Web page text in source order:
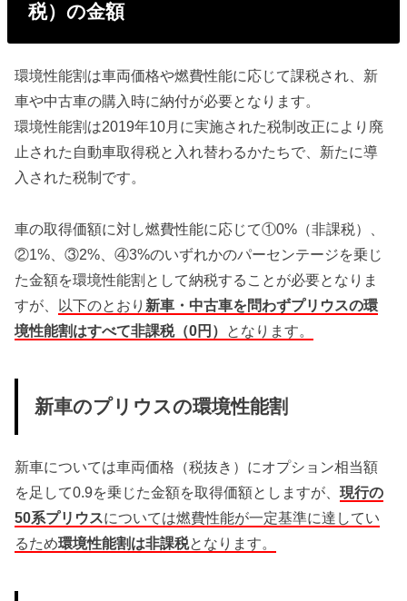
税）の金額
環境性能割は車両価格や燃費性能に応じて課税され、新
車や中古車の購入時に納付が必要となります。
環境性能割は2019年10月に実施された税制改正により廃
止された自動車取得税と入れ替わるかたちで、新たに導
入された税制です。
車の取得価額に対し燃費性能に応じて①0%（非課税）、
②1%、③2%、④3%のいずれかのパーセンテージを乗じ
た金額を環境性能割として納税することが必要となりま
すが、 以下のとおり 新車・中古車を問わずプリウスの環
境性能割はすべて非課税（0円） となります。
新車のプリウスの環境性能割
新車については車両価格（税抜き）にオプション相当額
を足して0.9を乗じた金額を取得価額としますが、現行の
50系プリウスについては燃費性能が一定基準に達してい
るため環境性能割は非課税となります。